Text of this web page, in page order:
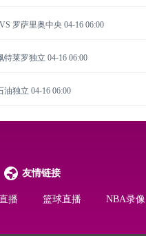
罗萨里奥中央04-16 06:00
特莱罗独立04-16 06:00
油独立04-16 06:00
友情链接
播 篮球直播 NBA录像